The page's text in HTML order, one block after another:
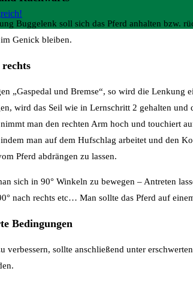
Buggelenk soll sich das Pferd anhalten bzw.
Genick bleiben.
„Gaspedal und Bremse“, so wird die Lenkung
wird das Seil wie in Lernschritt 2 gehalten
man den rechten Arm hoch und touchiert
man auf dem Hufschlag arbeitet und den
Pferd abdrängen zu lassen.
sich in 90° Winkeln zu bewegen – Antreten
nach rechts etc… Man sollte das Pferd auf
Bedingungen
verbessern, sollte anschließend unter